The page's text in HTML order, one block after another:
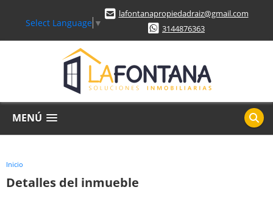
Select Language ▼
lafontanapropiedadraiz@gmail.com
3144876363
MENÚ
Inicio
Detalles del inmueble